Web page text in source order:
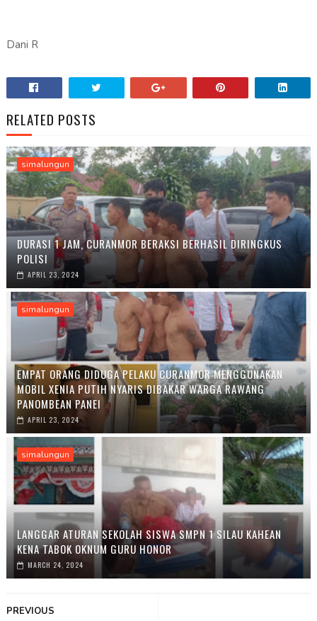
Dani R
RELATED POSTS
simalungun
DURASI 1 JAM, CURANMOR BERAKSI BERHASIL DIRINGKUS
POLISI
APRIL 23, 2024
simalungun
EMPAT ORANG DIDUGA PELAKU CURANMOR MENGGUNAKAN
MOBIL XENIA PUTIH NYARIS DIBAKAR WARGA RAWANG
PANOMBEAN PANEI
APRIL 23, 2024
simalungun
LANGGAR ATURAN SEKOLAH SISWA SMPN 1 SILAU KAHEAN
KENA TABOK OKNUM GURU HONOR
MARCH 24, 2024
PREVIOUS